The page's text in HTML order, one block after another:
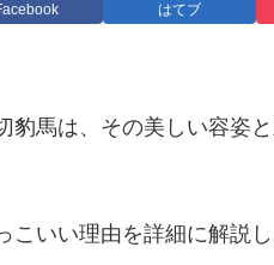
はてブ
豹馬は、その美しい容姿
こいい理由を詳細に解説